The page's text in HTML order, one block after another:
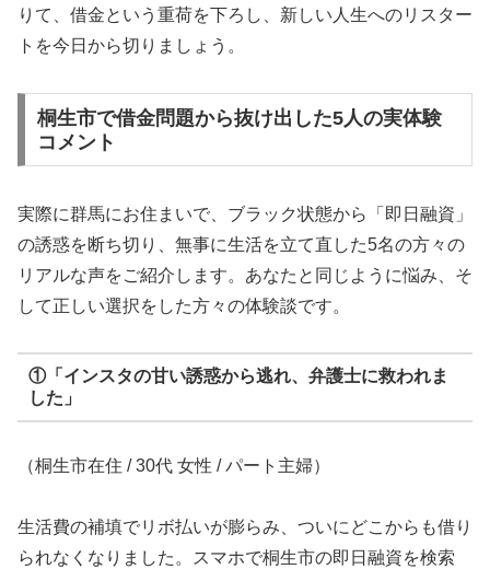
りて、借金という重荷を下ろし、新しい人生へのリスター
トを今日から切りましょう。
桐生市で借金問題から抜け出した5人の実体験
コメント
実際に群馬にお住まいで、ブラック状態から「即日融資」
の誘惑を断ち切り、無事に生活を立て直した5名の方々の
リアルな声をご紹介します。あなたと同じように悩み、そ
して正しい選択をした方々の体験談です。
①「インスタの甘い誘惑から逃れ、弁護士に救われま
した」
（桐生市在住 / 30代 女性 / パート主婦）
生活費の補填でリボ払いが膨らみ、ついにどこからも借り
られなくなりました。スマホで桐生市の即日融資を検索